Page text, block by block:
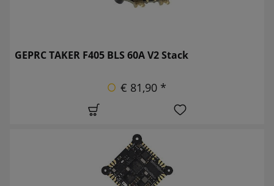
GEPRC TAKER F405 BLS 60A V2 Stack
€ 81,90 *